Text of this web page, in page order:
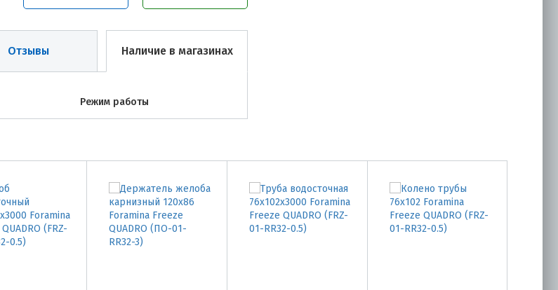
Отзывы Наличие в магазинах
Режим работы